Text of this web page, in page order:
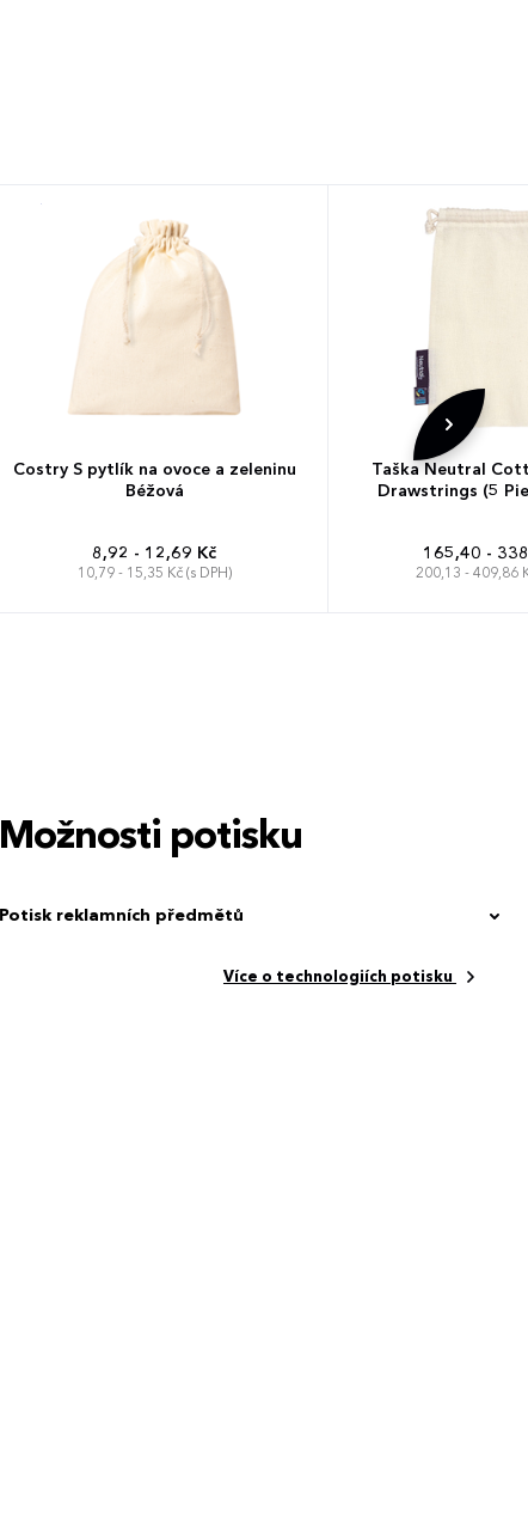
Costry S pytlík na ovoce a zeleninu
Béžová
8,92 - 12,69 Kč
10,79 - 15,35 Kč (s DPH)
Taška Neutral
Drawstrings (5
165,40 -
200,13 - 409,86
Možnosti potisku
Potisk reklamních předmětů
Více o technologiích potisku